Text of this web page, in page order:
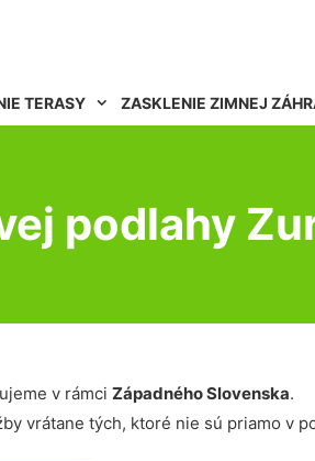
TERASY ZASKLENIE ZIMNEJ
podlahy
v rámci Západného Slovenska.
vrátane tých, ktoré nie sú priamo v